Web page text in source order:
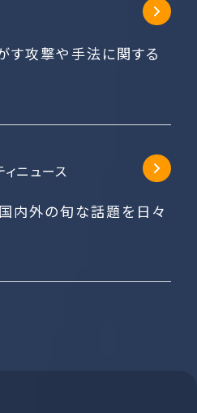
す攻撃や手法に関する
ィニュース
内外の旬な話題を日々